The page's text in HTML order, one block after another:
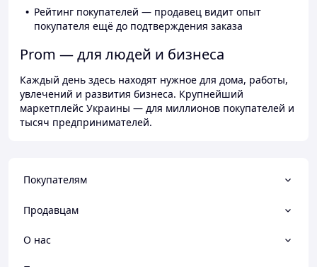
Рейтинг покупателей — продавец видит опыт
покупателя ещё до подтверждения заказа
Prom — для людей и бизнеса
Каждый день здесь находят нужное для дома, работы,
увлечений и развития бизнеса. Крупнейший
маркетплейс Украины — для миллионов покупателей и
тысяч предпринимателей.
Покупателям
Продавцам
О нас